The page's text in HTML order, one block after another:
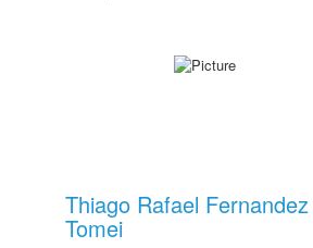
Thiago Rafael
Tomei